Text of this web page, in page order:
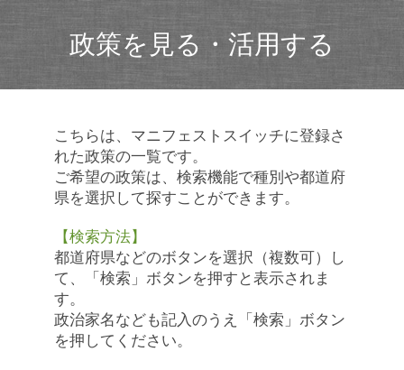
政策を見る・活用する
こちらは、マニフェストスイッチに登録さ
れた政策の一覧です。
ご希望の政策は、検索機能で種別や都道府
県を選択して探すことができます。
【検索方法】
都道府県などのボタンを選択（複数可）し
て、「検索」ボタンを押すと表示されま
す。
政治家名なども記入のうえ「検索」ボタン
を押してください。